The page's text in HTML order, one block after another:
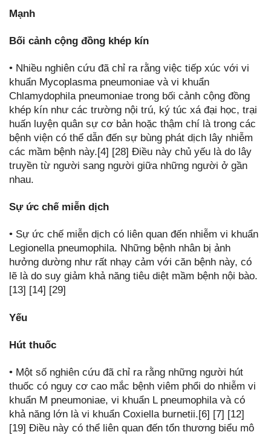
Mạnh
Bối cảnh cộng đồng khép kín
• Nhiều nghiên cứu đã chỉ ra rằng việc tiếp xúc với vi
khuẩn Mycoplasma pneumoniae và vi khuẩn
Chlamydophila pneumoniae trong bối cảnh cộng đồng
khép kín như các trường nội trú, ký túc xá đại học, trại
huấn luyện quân sự cơ bản hoặc thậm chí là trong các
bệnh viện có thể dẫn đến sự bùng phát dịch lây nhiễm
các mầm bệnh này.[4] [28] Điều này chủ yếu là do lây
truyền từ người sang người giữa những người ở gần
nhau.
Sự ức chế miễn dịch
• Sự ức chế miễn dịch có liên quan đến nhiễm vi khuẩn
Legionella pneumophila. Những bệnh nhân bị ảnh
hưởng dường như rất nhạy cảm với căn bệnh này, có
lẽ là do suy giảm khả năng tiêu diệt mầm bệnh nội bào.
[13] [14] [29]
Yếu
Hút thuốc
• Một số nghiên cứu đã chỉ ra rằng những người hút
thuốc có nguy cơ cao mắc bệnh viêm phổi do nhiễm vi
khuẩn M pneumoniae, vi khuẩn L pneumophila và có
khả năng lớn là vi khuẩn Coxiella burnetii.[6] [7] [12]
[19] Điều này có thể liên quan đến tổn thương biểu mô